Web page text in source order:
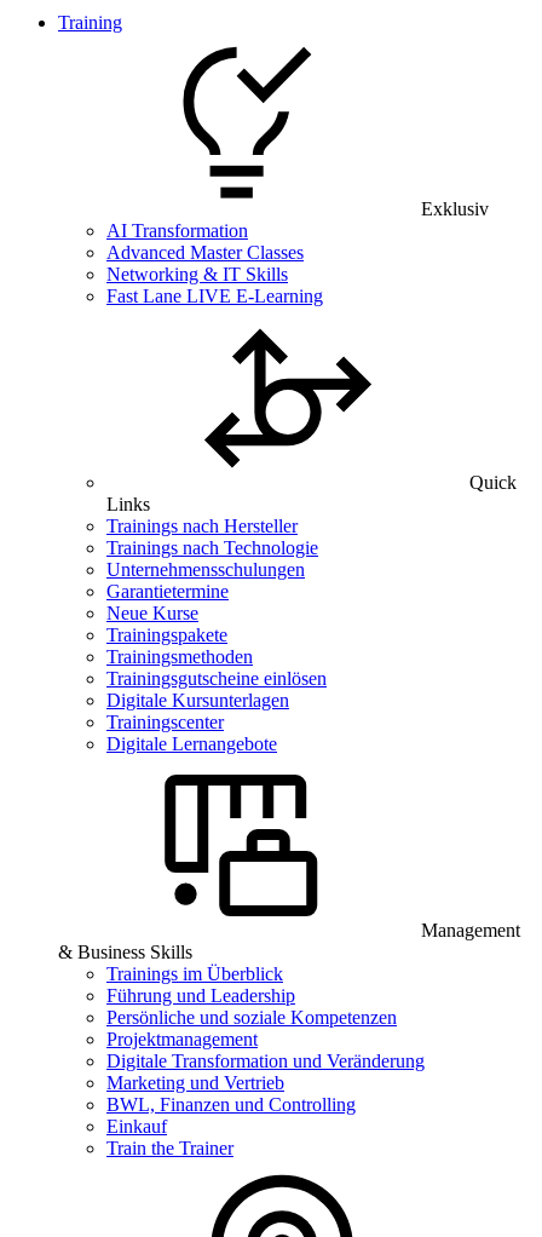
Training
Exklusiv
AI Transformation
Advanced Master Classes
Networking & IT Skills
Fast Lane LIVE E-Learning
Quick
Links
Trainings nach Hersteller
Trainings nach Technologie
Unternehmensschulungen
Garantietermine
Neue Kurse
Trainingspakete
Trainingsmethoden
Trainingsgutscheine einlösen
Digitale Kursunterlagen
Trainingscenter
Digitale Lernangebote
Management
& Business Skills
Trainings im Überblick
Führung und Leadership
Persönliche und soziale Kompetenzen
Projektmanagement
Digitale Transformation und Veränderung
Marketing und Vertrieb
BWL, Finanzen und Controlling
Einkauf
Train the Trainer